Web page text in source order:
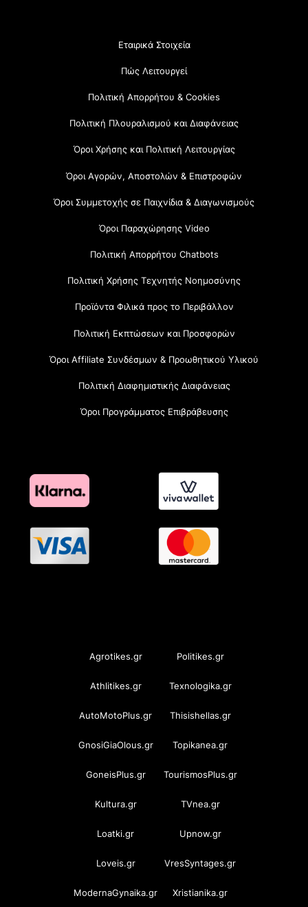
Εταιρικά Στοιχεία
Πώς Λειτουργεί
Πολιτική Απορρήτου & Cookies
Πολιτική Πλουραλισμού και Διαφάνειας
Όροι Χρήσης και Πολιτική Λειτουργίας
Όροι Αγορών, Αποστολών & Επιστροφών
Όροι Συμμετοχής σε Παιχνίδια & Διαγωνισμούς
Όροι Παραχώρησης Video
Πολιτική Απορρήτου Chatbots
Πολιτική Χρήσης Τεχνητής Νοημοσύνης
Προϊόντα Φιλικά προς το Περιβάλλον
Πολιτική Εκπτώσεων και Προσφορών
Όροι Affiliate Συνδέσμων & Προωθητικού Υλικού
Πολιτική Διαφημιστικής Διαφάνειας
Όροι Προγράμματος Επιβράβευσης
Agrotikes.gr Politikes.gr
Athlitikes.gr Texnologika.gr
AutoMotoPlus.gr Thisishellas.gr
GnosiGiaOlous.gr Topikanea.gr
GoneisPlus.gr TourismosPlus.gr
Kultura.gr TVnea.gr
Loatki.gr Upnow.gr
Loveis.gr VresSyntages.gr
ModernaGynaika.gr Xristianika.gr